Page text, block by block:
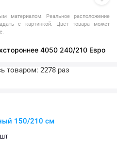
материалом. Реальное расположение
с картинкой. Цвет товара может
4050 240/210 Евро
товаром: 2278 раз
150/210 см